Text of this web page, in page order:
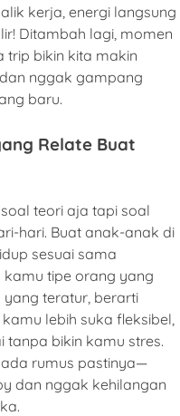
kerja, energi langsung
Ditambah lagi, momen
trip bikin kita makin
nggak gampang
baru.
Relate Buat
teori aja tapi soal
hari. Buat anak-anak di
sesuai sama
tipe orang yang
teratur, berarti
lebih suka fleksibel,
bikin kamu stres.
rumus pastinya—
dan nggak kehilangan